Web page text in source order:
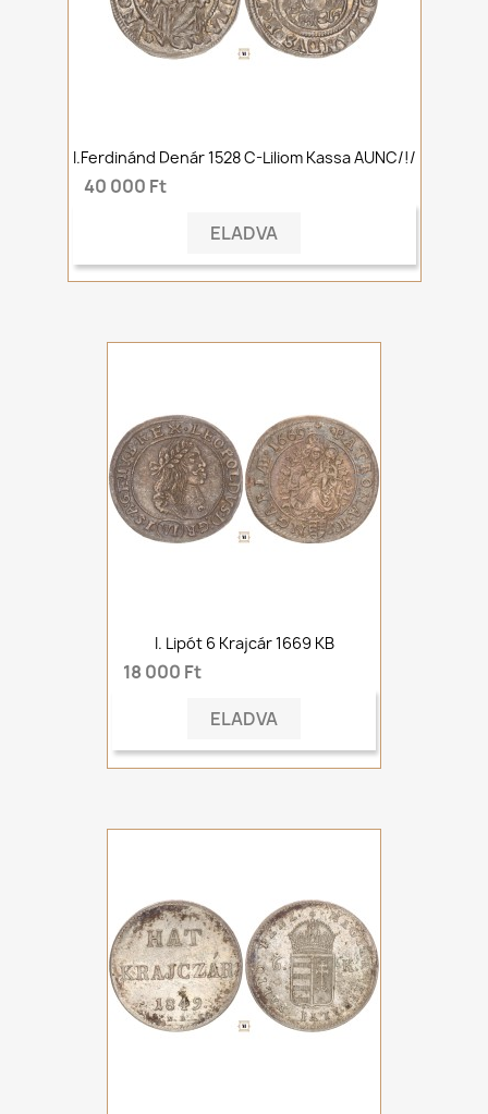
I.Ferdinánd Denár 1528 C-Liliom Kassa AUNC/!/
40 000 Ft
ELADVA
I. Lipót 6 Krajcár 1669 KB
18 000 Ft
ELADVA